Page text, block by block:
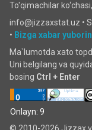
To'qimachilar
info@jizzaxstat.uz •
• Bizga xabar
Ma`lumotda xato
Uni belgilang va
bosing Ctrl + Enter
Onlayn: 9